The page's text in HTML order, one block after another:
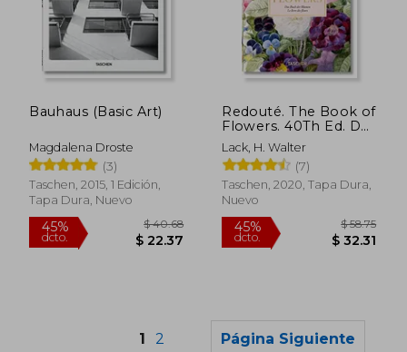
45%
dcto. $ 30.58
45%
dcto.
Bauhaus (Basic Art)
Magdalena Droste
(3)
Taschen, 2015, 1 Edición,
Tapa Dura, Nuevo
Redouté. The Book of
Flowers. 40Th Ed. Das
Buch der Blume (en
Inglés)
Lack, H. Walter
(7)
Taschen, 2020, Tapa Dura,
Nuevo
1 2 Página Siguiente